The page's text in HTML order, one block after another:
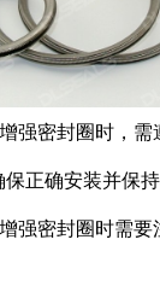
强密封圈时，
正确安装并保
强密封圈时需要